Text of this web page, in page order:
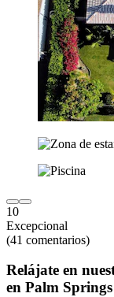
10
Excepcional
(41 comentarios)
Relájate en
en Palm